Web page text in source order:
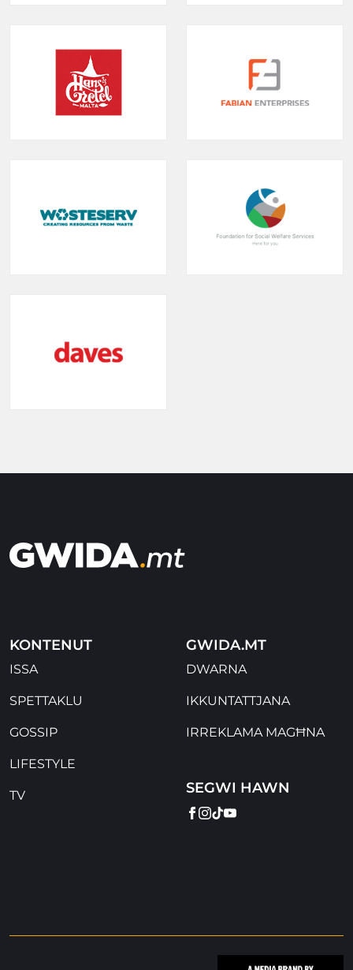
KONTENUT
ISSA
SPETTAKLU
GOSSIP
LIFESTYLE
TV
GWIDA.MT
DWARNA
IKKUNTATTJANA
IRREKLAMA MAGĦNA
SEGWI HAWN
FACEBOOK
INSTAGRAM
TIKTOK
YOUTUBE